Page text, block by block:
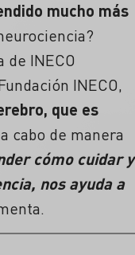
mucho más
INECO
INECO,
que es
cabo de manera
cómo cuidar y
nos ayuda a